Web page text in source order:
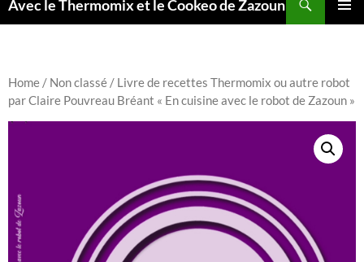
Avec le Thermomix et le Cookeo de Zazoun
Home / Non classé / Livre de recettes Thermomix ou autre robot
par Claire Pouvreau Bréant « En cuisine avec le robot de Zazoun »